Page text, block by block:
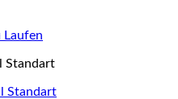
Standart
Standart